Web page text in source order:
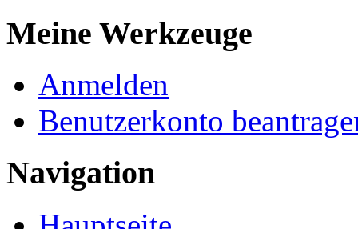
Meine Werkzeuge
Anmelden
Benutzerkonto
Navigation